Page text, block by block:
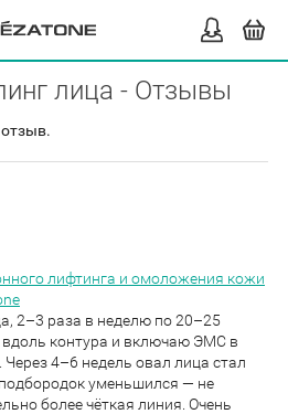
лица - Отзывы
лифтинга и омоложения кожи
2–3 раза в неделю по 20–25
контура и включаю ЭМС в
4–6 недель овал лица стал
уменьшился — не
более чёткая линия. Очень